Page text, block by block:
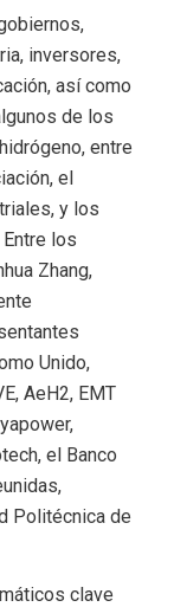
inversores,
así como
de los
entre
el
y los
los
Zhang,
Unido,
AeH2, EMT
el Banco
Politécnica de
clave